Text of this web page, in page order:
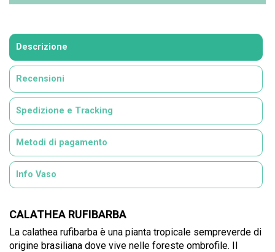
Descrizione
Recensioni
Spedizione e Tracking
Metodi di pagamento
Info Vaso
CALATHEA RUFIBARBA
La calathea rufibarba è una pianta tropicale sempreverde di
origine brasiliana dove vive nelle foreste ombrofile. Il